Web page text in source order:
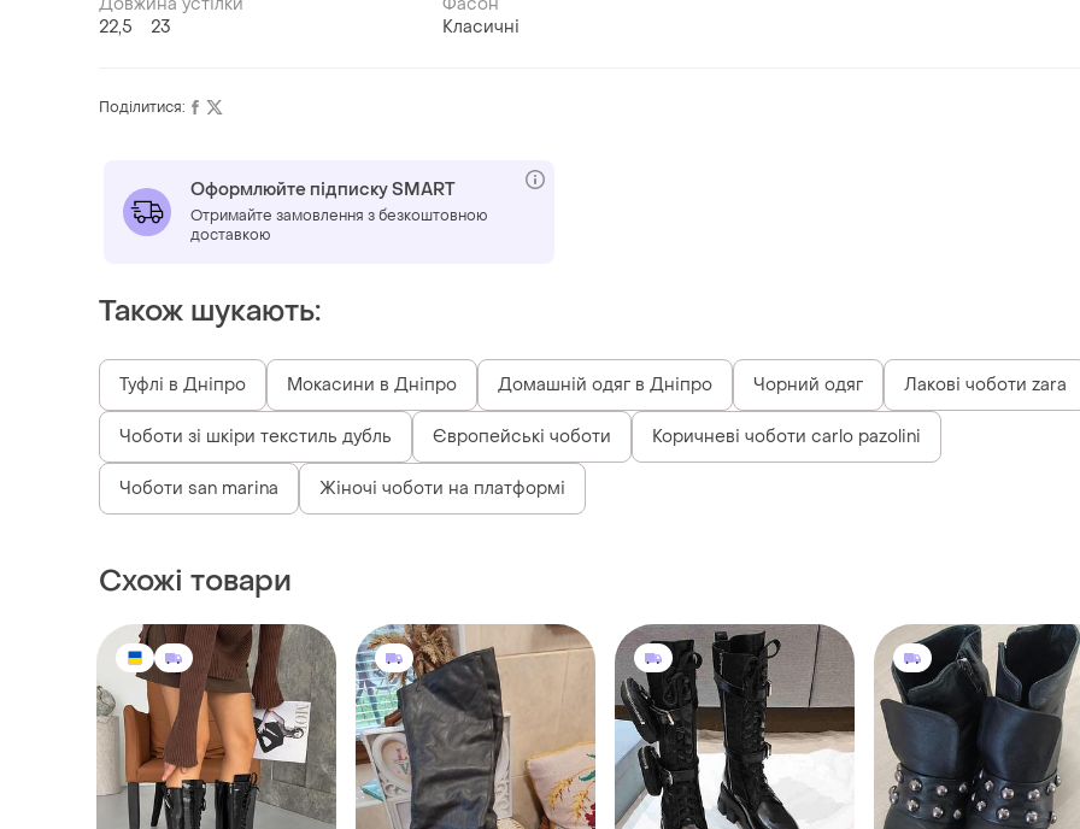
Довжина устілки
22,5
23
Фасон
Класичні
Поділитися:
Оформлюйте підписку SMART
Отримайте замовлення з безкоштовною
доставкою
Також шукають:
Туфлі в Дніпро Мокасини в Дніпро Домашній одяг в Дніпро Чорний одяг Лакові чоботи zara
Чоботи зі шкіри текстиль дубль Європейські чоботи Коричневі чоботи carlo pazolini
Чоботи san marina Жіночі чоботи на платформі
Схожі товари